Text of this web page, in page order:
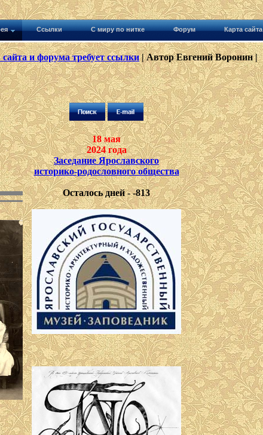
Ссылки С миру по нитке Форум Карта сайта
и форума требует ссылки| Автор Евгений Воронин |
18 мая
2024 года
Заседание Ярославского
историко-родословного общества
Осталось дней - -813